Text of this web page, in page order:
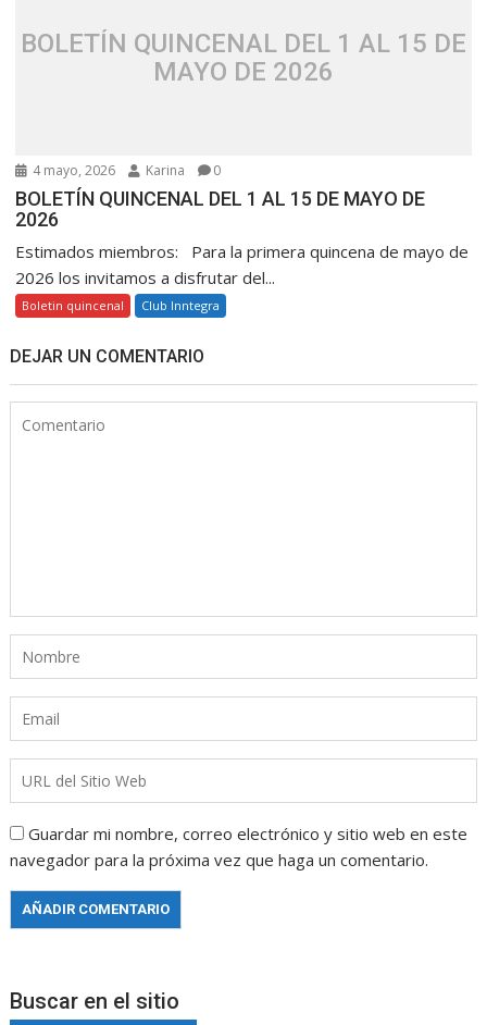
BOLETÍN QUINCENAL DEL 1 AL 15 DE
MAYO DE 2026
4 mayo, 2026 Karina 0
BOLETÍN QUINCENAL DEL 1 AL 15 DE MAYO DE
2026
Estimados miembros: Para la primera quincena de mayo de
2026 los invitamos a disfrutar del...
Boletin quincenal Club Inntegra
DEJAR UN COMENTARIO
Guardar mi nombre, correo electrónico y sitio web en este
navegador para la próxima vez que haga un comentario.
Buscar en el sitio